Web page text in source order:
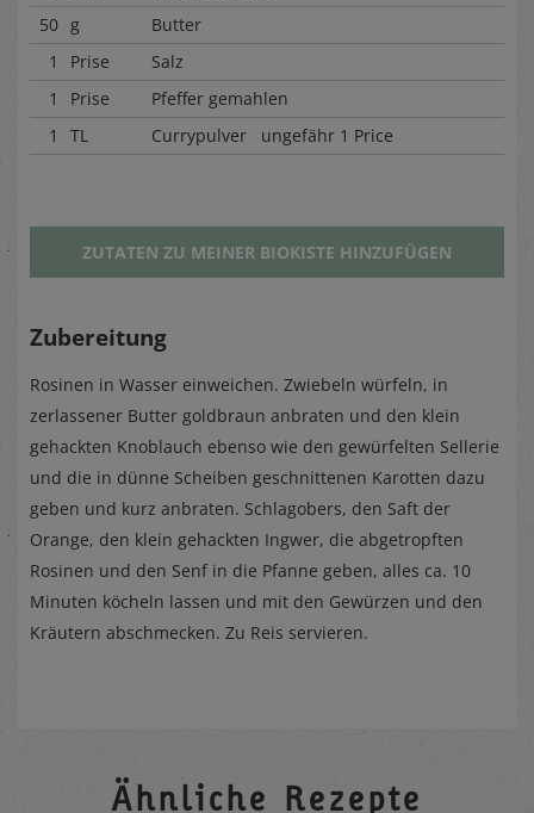
50 g
Butter
1
Prise
Salz
1
Prise
Pfeffer gemahlen
1
TL Currypulver ungefähr 1 Price
ZUTATEN ZU MEINER BIOKISTE HINZUFÜGEN
Zubereitung
Rosinen in Wasser einweichen. Zwiebeln würfeln, in
zerlassener Butter goldbraun anbraten und den klein
gehackten Knoblauch ebenso wie den gewürfelten Sellerie
und die in dünne Scheiben geschnittenen Karotten dazu
geben und kurz anbraten. Schlagobers, den Saft der
Orange, den klein gehackten Ingwer, die abgetropften
Rosinen und den Senf in die Pfanne geben, alles ca. 10
Minuten köcheln lassen und mit den Gewürzen und den
Kräutern abschmecken. Zu Reis servieren.
Ähnliche Rezepte